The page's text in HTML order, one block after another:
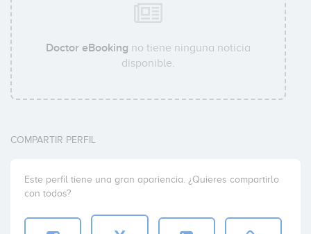
Doctor eBooking no tiene ninguna noticia
disponible.
COMPARTIR PERFIL
Este perfil tiene una gran apariencia. ¿Quieres compartirlo
con todos?